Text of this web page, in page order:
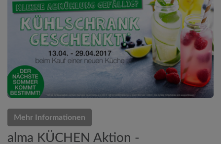
Mehr Informationen
alma KÜCHEN Aktion -